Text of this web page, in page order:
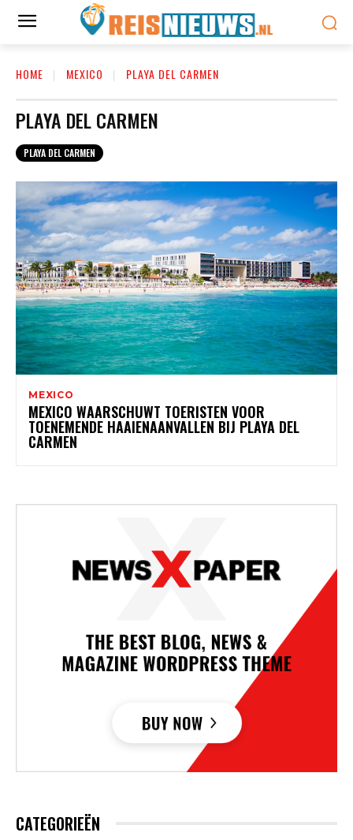
HOME MEXICO PLAYA DEL CARMEN
PLAYA DEL CARMEN
PLAYA DEL CARMEN
MEXICO
MEXICO WAARSCHUWT TOERISTEN VOOR
TOENEMENDE HAAIENAANVALLEN BIJ PLAYA DEL
CARMEN
CATEGORIEËN